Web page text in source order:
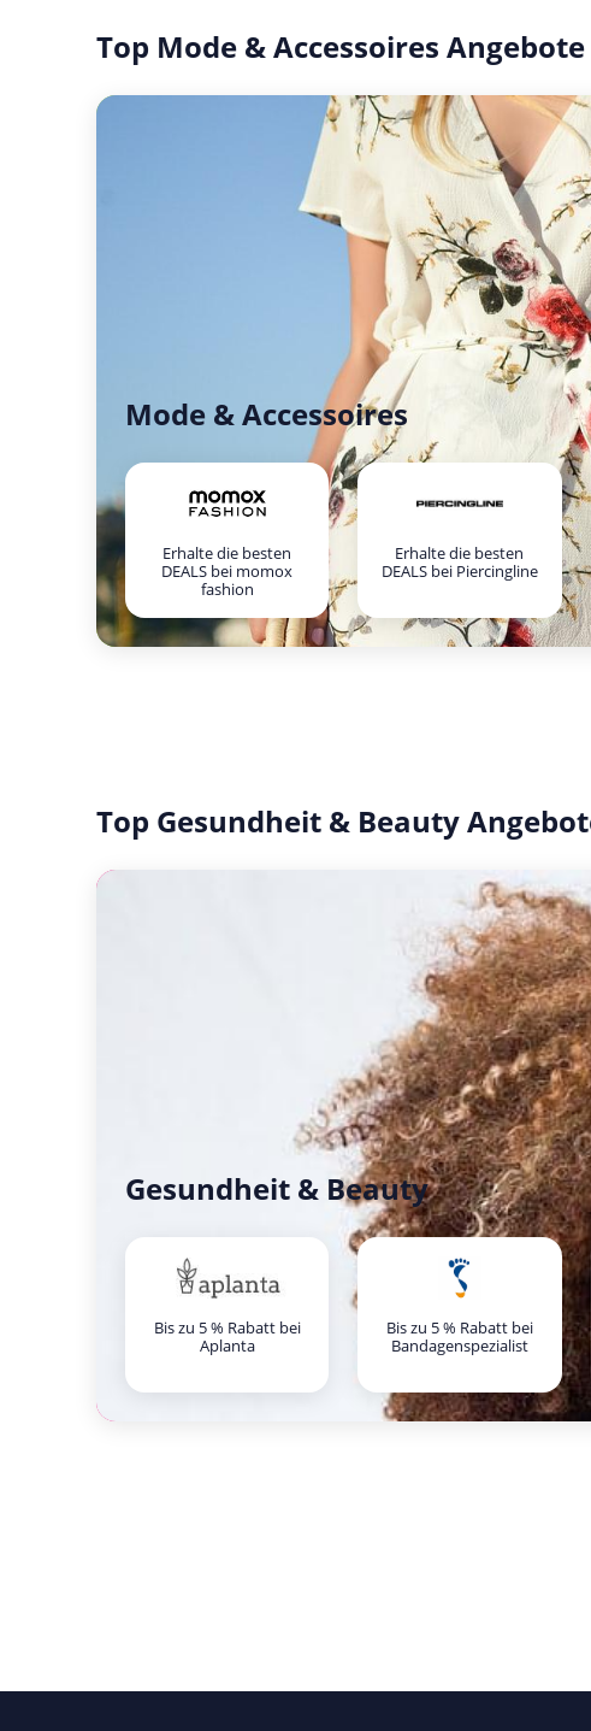
Top Mode & Accessoires Angebote
Mode & Accessoires
Erhalte die besten
DEALS bei momox
fashion
Erhalte die besten
DEALS bei Piercingline
Top Gesundheit & Beauty
Gesundheit & Beauty
Bis zu 5 % Rabatt bei
Aplanta
Bis zu 5 % Rabatt bei
Bandagenspezialist